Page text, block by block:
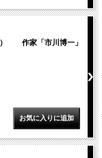
） 作家「市川博一」